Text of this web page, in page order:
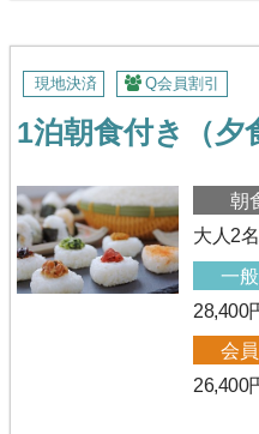
現地決済 Q会員割引
1泊朝食付き（夕
朝
大人2
一
28,400
会
26,400